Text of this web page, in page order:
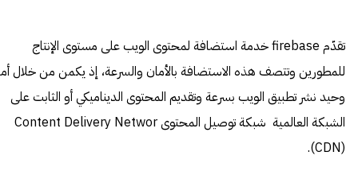
تقدّم firebase خدمة استضافة لمحتوى الويب على مستوى الإنتاج
للمطورين وتتصف هذه الاستضافة بالأمان والسرعة، إذ يكمن من خلال
وحيد نشر تطبيق الويب بسرعة وتقديم المحتوى الديناميكي أو الثابت على
الشبكة العالمية شبكة توصيل المحتوى Content Delivery Networ
(CDN).